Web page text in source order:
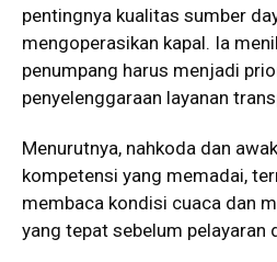
pentingnya kualitas sumber
mengoperasikan kapal. Ia
penumpang harus menjadi
penyelenggaraan layanan
Menurutnya, nahkoda dan
kompetensi yang memadai,
membaca kondisi cuaca dan
yang tepat sebelum pelayaran